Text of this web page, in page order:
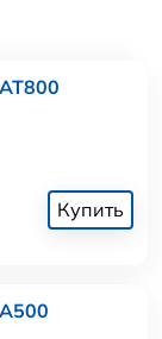
Купить